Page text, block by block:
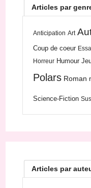
Articles par
Anticipation Art
Coup de coeur
Horreur Humour
Polars Roman
Science-Fiction
Articles par